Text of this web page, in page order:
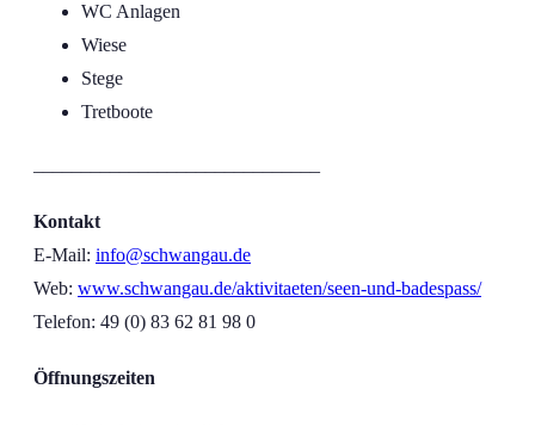
WC Anlagen
Wiese
Stege
Tretboote
Kontakt
E-Mail: info@schwangau.de
Web: www.schwangau.de/aktivitaeten/seen-und-badespass/
Telefon: 49 (0) 83 62 81 98 0
Öffnungszeiten